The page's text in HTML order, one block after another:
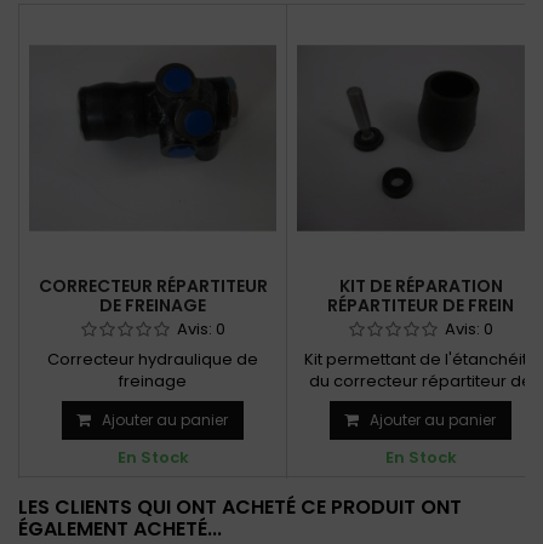
CORRECTEUR RÉPARTITEUR
DE FREINAGE
Avis: 0
Correcteur hydraulique de
freinage
Ajouter au panier
En Stock
KIT DE RÉPARATION
RÉPARTITEUR DE FREIN
Avis: 0
Kit permettant de l'étanchéité
du correcteur répartiteur de
frein
Ajouter au panier
En Stock
LES CLIENTS QUI ONT ACHETÉ CE PRODUIT ONT
ÉGALEMENT ACHETÉ...